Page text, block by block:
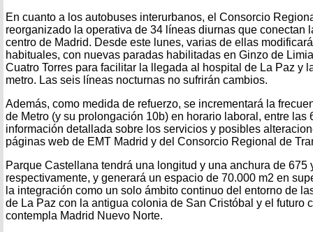
En cuanto a los autobuses interurbanos, el Consorcio
reorganizado la operativa de 34 líneas diurnas que conectan
centro de Madrid. Desde este lunes, varias de ellas
habituales, con nuevas paradas habilitadas en Ginzo de
Cuatro Torres para facilitar la llegada al hospital de La Paz y
metro. Las seis líneas nocturnas no sufrirán cambios.
Además, como medida de refuerzo, se incrementará la
de Metro (y su prolongación 10b) en horario laboral, entre las
información detallada sobre los servicios y posibles
páginas web de EMT Madrid y del Consorcio Regional de
Parque Castellana tendrá una longitud y una anchura de 675
respectivamente, y generará un espacio de 70.000 m2 en
la integración como un solo ámbito continuo del entorno de
de La Paz con la antigua colonia de San Cristóbal y el futuro
contempla Madrid Nuevo Norte.